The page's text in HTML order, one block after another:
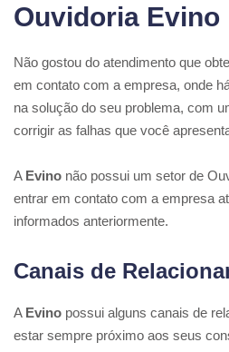
Ouvidoria Evino
Não gostou do atendimento que
em contato com a empresa, onde
na solução do seu problema, com
corrigir as falhas que você
A Evino não possui um setor de
entrar em contato com a empresa
informados anteriormente.
Canais de
A Evino possui alguns canais de
estar sempre próximo aos seus